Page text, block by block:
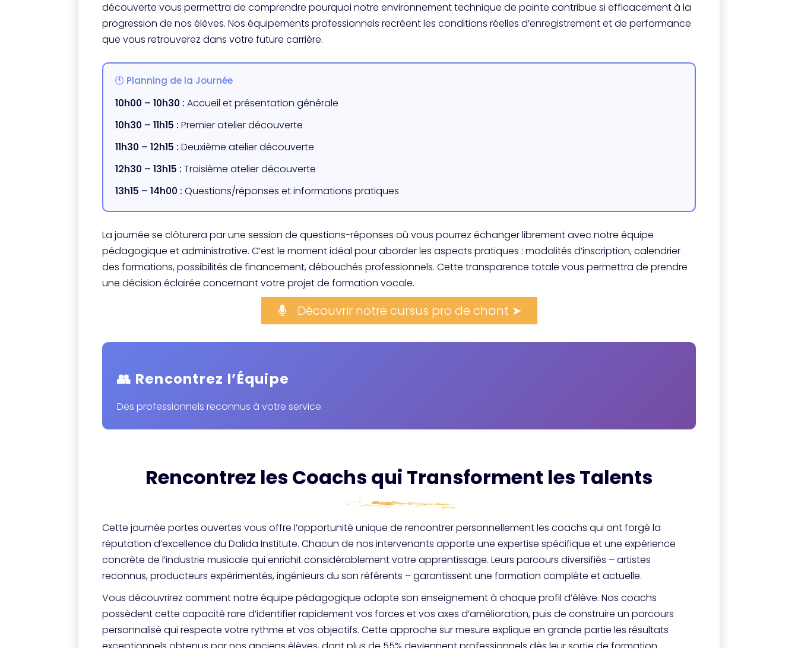
découverte vous permettra de comprendre pourquoi notre environnement technique de pointe contribue si efficacement à la
progression de nos élèves. Nos équipements professionnels recréent les conditions réelles d’enregistrement et de performance
que vous retrouverez dans votre future carrière.
🕙 Planning de la Journée
10h00 – 10h30 : Accueil et présentation générale
10h30 – 11h15 : Premier atelier découverte
11h30 – 12h15 : Deuxième atelier découverte
12h30 – 13h15 : Troisième atelier découverte
13h15 – 14h00 : Questions/réponses et informations pratiques
La journée se clôturera par une session de questions-réponses où vous pourrez échanger librement avec notre équipe
pédagogique et administrative. C’est le moment idéal pour aborder les aspects pratiques : modalités d’inscription, calendrier
des formations, possibilités de financement, débouchés professionnels. Cette transparence totale vous permettra de prendre
une décision éclairée concernant votre projet de formation vocale.
Découvrir notre cursus pro de chant ➤
👥 Rencontrez l’Équipe
Des professionnels reconnus à votre service
Rencontrez les Coachs qui Transforment les Talents
Cette journée portes ouvertes vous offre l’opportunité unique de rencontrer personnellement les coachs qui ont forgé la
réputation d’excellence du Dalida Institute. Chacun de nos intervenants apporte une expertise spécifique et une expérience
concrète de l’industrie musicale qui enrichit considérablement votre apprentissage. Leurs parcours diversifiés – artistes
reconnus, producteurs expérimentés, ingénieurs du son référents – garantissent une formation complète et actuelle.
Vous découvrirez comment notre équipe pédagogique adapte son enseignement à chaque profil d’élève. Nos coachs
possèdent cette capacité rare d’identifier rapidement vos forces et vos axes d’amélioration, puis de construire un parcours
personnalisé qui respecte votre rythme et vos objectifs. Cette approche sur mesure explique en grande partie les résultats